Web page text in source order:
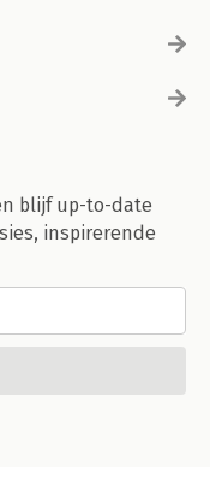
blijf up-to-date
inspirerende